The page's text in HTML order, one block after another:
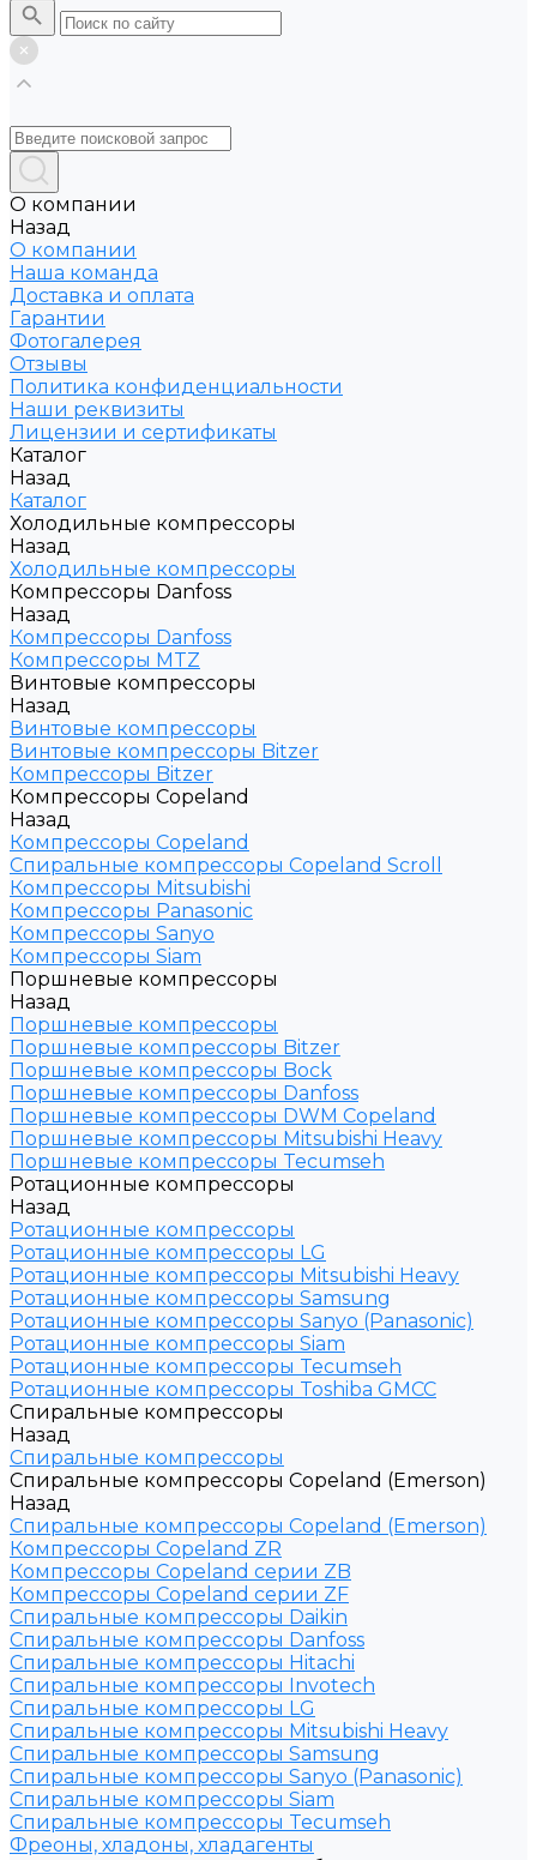
О компании
Назад
О компании
Наша команда
Доставка и оплата
Гарантии
Фотогалерея
Отзывы
Политика конфиденциальности
Наши реквизиты
Лицензии и сертификаты
Каталог
Назад
Каталог
Холодильные компрессоры
Назад
Холодильные компрессоры
Компрессоры Danfoss
Назад
Компрессоры Danfoss
Компрессоры MTZ
Винтовые компрессоры
Назад
Винтовые компрессоры
Винтовые компрессоры Bitzer
Компрессоры Bitzer
Компрессоры Copeland
Назад
Компрессоры Copeland
Спиральные компрессоры Copeland Scroll
Компрессоры Mitsubishi
Компрессоры Panasonic
Компрессоры Sanyo
Компрессоры Siam
Поршневые компрессоры
Назад
Поршневые компрессоры
Поршневые компрессоры Bitzer
Поршневые компрессоры Bock
Поршневые компрессоры Danfoss
Поршневые компрессоры DWM Copeland
Поршневые компрессоры Mitsubishi Heavy
Поршневые компрессоры Tecumseh
Ротационные компрессоры
Назад
Ротационные компрессоры
Ротационные компрессоры LG
Ротационные компрессоры Mitsubishi Heavy
Ротационные компрессоры Samsung
Ротационные компрессоры Sanyo (Panasonic)
Ротационные компрессоры Siam
Ротационные компрессоры Tecumseh
Ротационные компрессоры Toshiba GMCC
Спиральные компрессоры
Назад
Спиральные компрессоры
Спиральные компрессоры Copeland (Emerson)
Назад
Спиральные компрессоры Copeland (Emerson)
Компрессоры Copeland ZR
Компрессоры Copeland серии ZB
Компрессоры Copeland серии ZF
Спиральные компрессоры Daikin
Спиральные компрессоры Danfoss
Спиральные компрессоры Hitachi
Спиральные компрессоры Invotech
Спиральные компрессоры LG
Спиральные компрессоры Mitsubishi Heavy
Спиральные компрессоры Samsung
Спиральные компрессоры Sanyo (Panasonic)
Спиральные компрессоры Siam
Спиральные компрессоры Tecumseh
Фреоны, хладоны, хладагенты